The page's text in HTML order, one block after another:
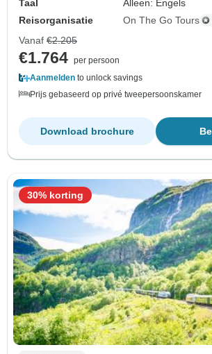
Taal
Alleen: Engels
Reisorganisatie
On The Go Tours
Vanaf €2.205
€1.764 per persoon
Aanmelden to unlock savings
Prijs gebaseerd op privé tweepersoonskamer
Download brochure
30% korting